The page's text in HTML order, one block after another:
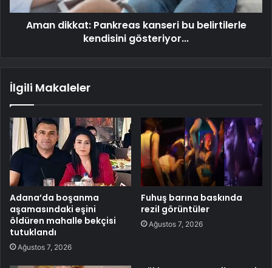
Aman dikkat: Pankreas kanseri bu belirtilerle
kendisini gösteriyor...
İlgili Makaleler
Adana’da boşanma
aşamasındaki eşini
öldüren mahalle bekçisi
tutuklandı
Ağustos 7, 2026
Fuhuş barına baskında
rezil görüntüler
Ağustos 7, 2026